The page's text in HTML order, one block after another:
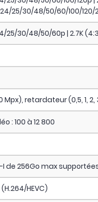
24/25/30/48/50/60/100/
25/30/48/50/60p | 2.7K
Mpx), retardateur (0,5, 1,
: 100 à 12 800
I de 256Go max
(H.264/HEVC)